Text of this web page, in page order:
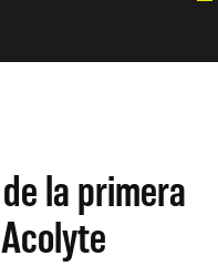
la primera